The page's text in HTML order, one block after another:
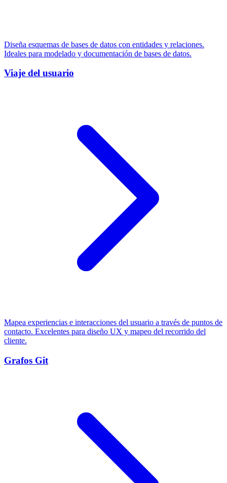
Diseña esquemas de bases de datos con entidades y relaciones.
Ideales para modelado y documentación de bases de datos.
Viaje del usuario
Mapea experiencias e interacciones del usuario a través de puntos de
contacto. Excelentes para diseño UX y mapeo del recorrido del
cliente.
Grafos Git